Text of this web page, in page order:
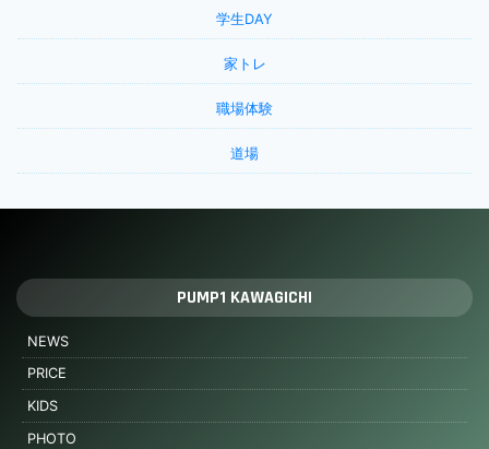
学生DAY
家トレ
職場体験
道場
PUMP1 KAWAGICHI
NEWS
PRICE
KIDS
PHOTO